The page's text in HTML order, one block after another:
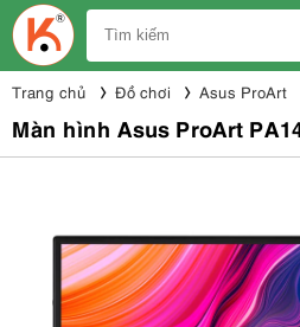
Trang chủ Đồ chơi Asus ProArt
Màn hình Asus ProArt